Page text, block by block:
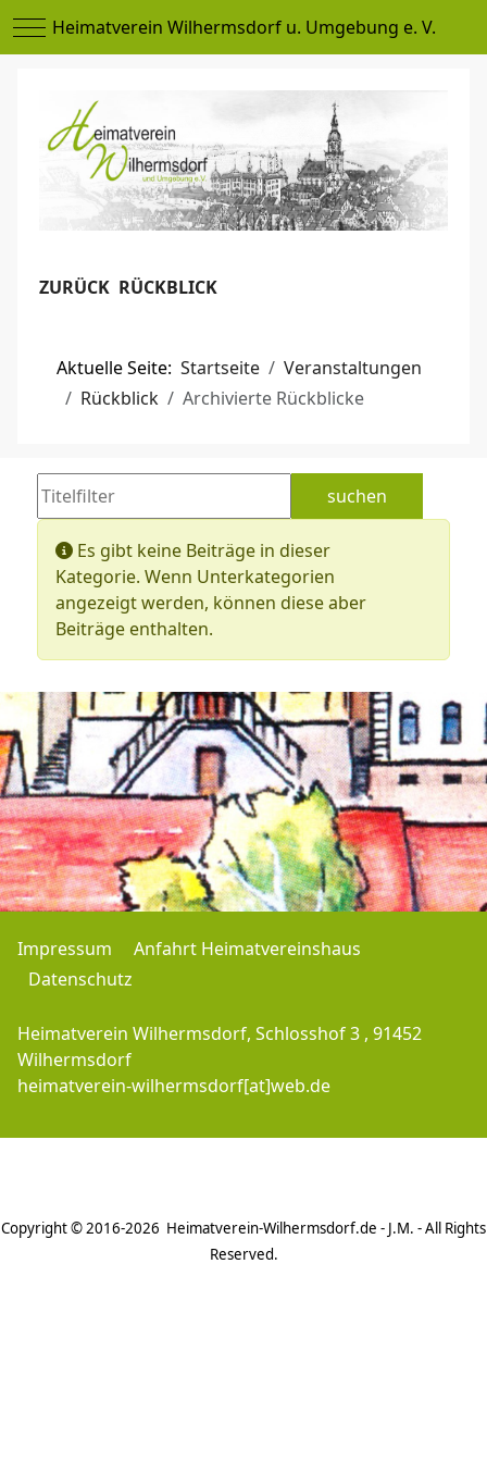
Mobile Menu Toggle
Heimatverein Wilhermsdorf u. Umgebung e. V.
ZURÜCK RÜCKBLICK
Aktuelle Seite:Startseite
Veranstaltungen
Rückblick
Archivierte Rückblicke
Titelfilter suchen
Information
Es gibt keine Beiträge in dieser
Kategorie. Wenn Unterkategorien
angezeigt werden, können diese aber
Beiträge enthalten.
Impressum
Anfahrt Heimatvereinshaus
Datenschutz
Heimatverein Wilhermsdorf, Schlosshof 3 , 91452
Wilhermsdorf
heimatverein-wilhermsdorf[at]web.de
Copyright © 2016-2026 Heimatverein-Wilhermsdorf.de - J.M. - All Rights
Reserved.